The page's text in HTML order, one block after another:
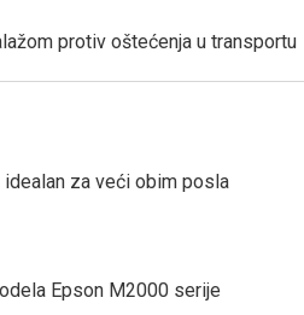
protiv oštećenja u transportu
za veći obim posla
Epson M2000 serije